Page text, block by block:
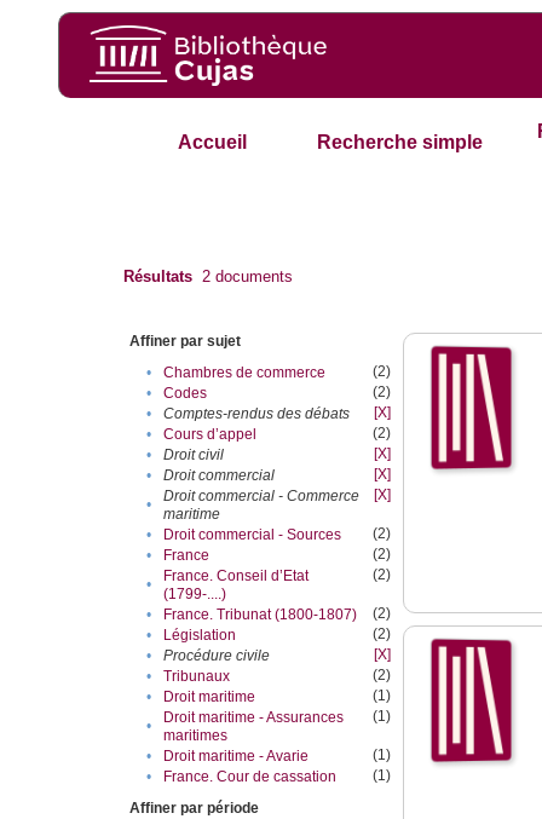
Accueil Recherche simple
Résultats 2 documents
Affiner par sujet
•
Chambres de commerce
(2)
•
Codes
(2)
•
Comptes-rendus des débats
[X]
•
Cours d’appel
(2)
•
Droit civil
[X]
•
Droit commercial
[X]
•
Droit commercial - Commerce
maritime
[X]
• Droit commercial - Sources
(2)
•
France
(2)
•
France. Conseil d’Etat
(1799-....)
(2)
• France. Tribunat (1800-1807)
(2)
•
Législation
(2)
•
Procédure civile
[X]
•
Tribunaux
(2)
•
Droit maritime
(1)
•
Droit maritime - Assurances
maritimes
(1)
• Droit maritime - Avarie
(1)
•
France. Cour de cassation
(1)
Affiner par période